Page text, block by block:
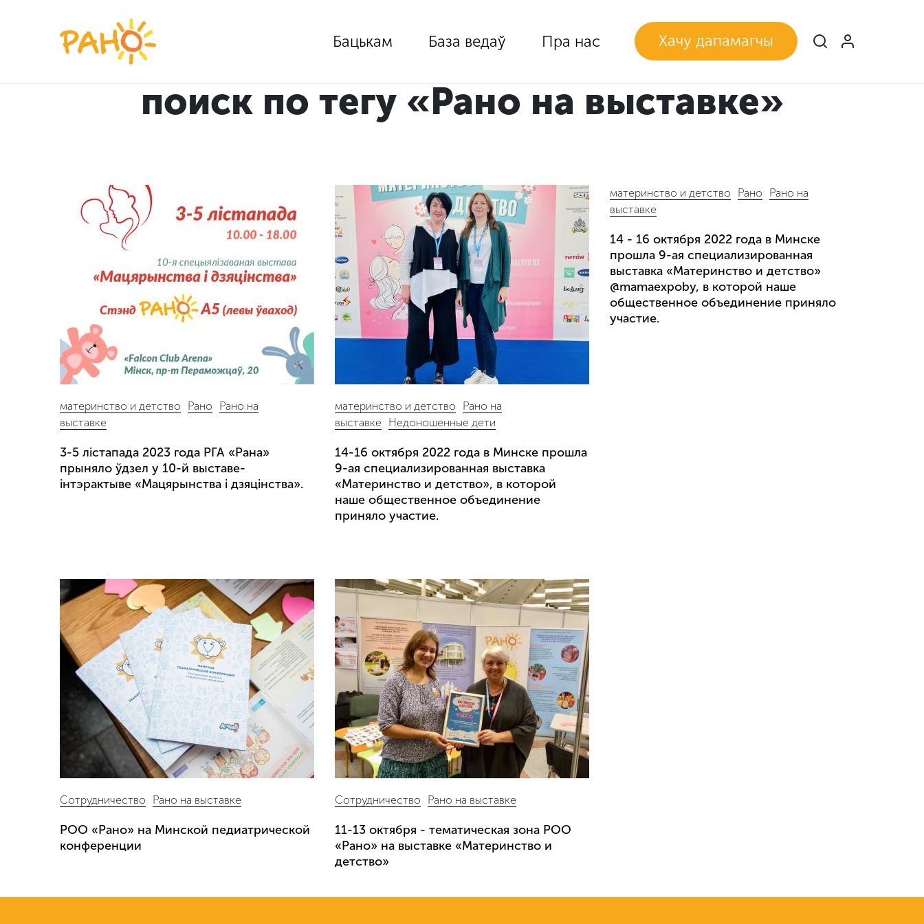
содержанию
Бацькам База ведаў Пра нас Хачу дапамагчы
поиск по тегу «Рано на выставке»
материнство и детство Рано
Рано на
выставке
3-5 лістапада 2023 года РГА «Рана»
прыняло ўдзел у 10-й выставе-
інтэрактыве «Мацярынства і дзяцінства».
материнство и детство
Рано на
выставке
Недоношенные дети
14-16 октября 2022 года в Минске прошла
9-ая специализированная выставка
«Материнство и детство», в которой
наше общественное объединение
приняло участие.
материнство и детство Рано
Рано на
выставке
14 - 16 октября 2022 года в Минске
прошла 9-ая специализированная
выставка «Материнство и детство»
@mamaexpoby, в которой наше
общественное объединение приняло
участие.
Сотрудничество Рано на выставке
РОО «Рано» на Минской педиатрической
конференции
Сотрудничество Рано на выставке
11-13 октября - тематическая зона РОО
«Рано» на выставке «Материнство и
детство»